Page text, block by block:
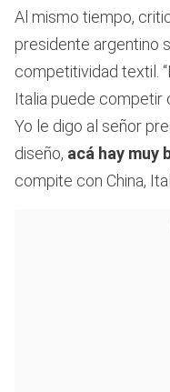
Al mismo tiempo,
presidente argentino
competitividad textil.
Italia puede competir
Yo le digo al señor
diseño, acá hay muy
compite con China,